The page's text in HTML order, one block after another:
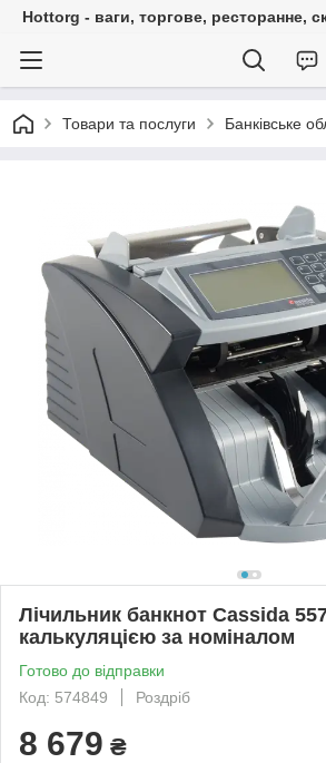
Hottorg - ваги, торгове, ресторанне,
Товари та послуги Банківське
Лічильник банкнот Cassida
калькуляцією за номіналом
Готово до відправки
Код: 574849
Роздріб
8 679 ₴